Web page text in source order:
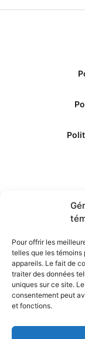
Pour offrir les
telles que les
appareils. Le fait de
traiter des données
uniques sur ce site.
consentement peut
et fonctions.